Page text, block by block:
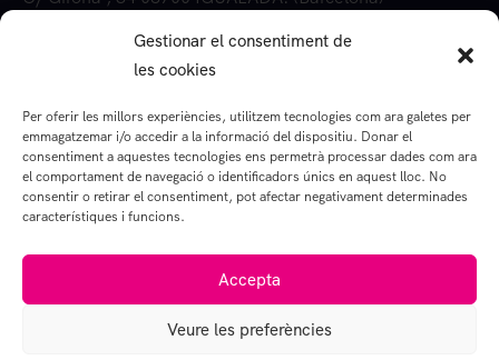
Gestionar el consentiment de
les cookies
Per oferir les millors experiències, utilitzem tecnologies com ara galetes per
emmagatzemar i/o accedir a la informació del dispositiu. Donar el
consentiment a aquestes tecnologies ens permetrà processar dades com ara
el comportament de navegació o identificadors únics en aquest lloc. No
consentir o retirar el consentiment, pot afectar negativament determinades
característiques i funcions.
Accepta
Veure les preferències
93 803 06 94 (ext. 309)
Disseny per Jordi Magaña.